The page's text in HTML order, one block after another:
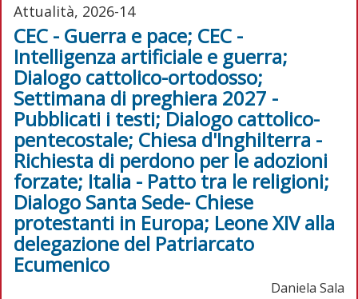
Attualità, 2026-14
CEC - Guerra e pace; CEC -
Intelligenza artificiale e guerra;
Dialogo cattolico-ortodosso;
Settimana di preghiera 2027 -
Pubblicati i testi; Dialogo cattolico-
pentecostale; Chiesa d'Inghilterra -
Richiesta di perdono per le adozioni
forzate; Italia - Patto tra le religioni;
Dialogo Santa Sede- Chiese
protestanti in Europa; Leone XIV alla
delegazione del Patriarcato
Ecumenico
Daniela Sala